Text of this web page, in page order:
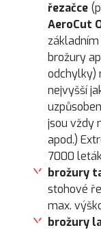
řezačce
AeroCut
brožury
odchylky)
nejvyšší
jsou vždy
apod.)
7000
brožury
stohové
max.
brožury